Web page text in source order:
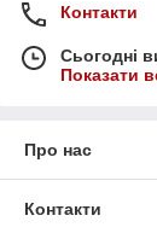
Контакти
Сьогодні
Показати
Про нас
Контакти